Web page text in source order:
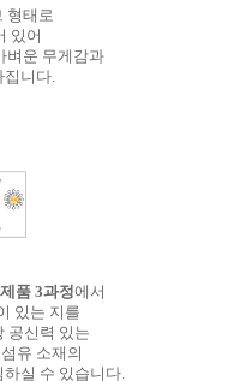
형태로
있어
벼운 무게감과
집니다.
품 3과정에서
있는 지를
공신력 있는
유 소재의
실 수 있습니다.